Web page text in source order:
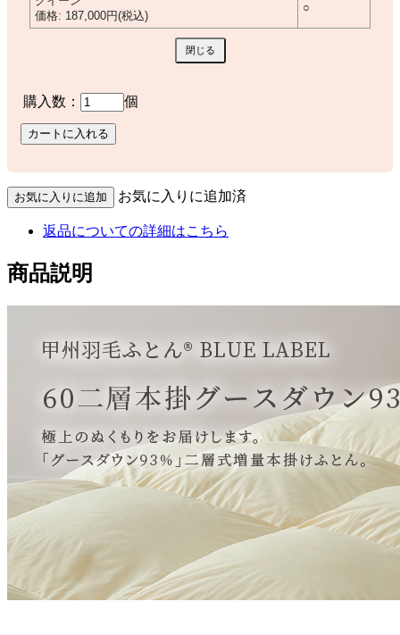
価格: 187,000円(税込)
○
購入数： 個
お気に入りに追加済
返品についての詳細はこちら
商品説明